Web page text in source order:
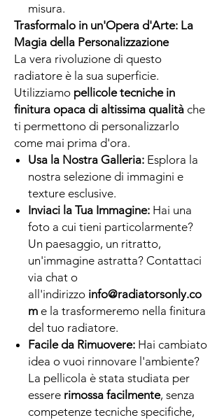
misura.
Trasformalo in un'Opera d'Arte: La
Magia della Personalizzazione
La vera rivoluzione di questo
radiatore è la sua superficie.
Utilizziamo pellicole tecniche in
finitura opaca di altissima qualità che
ti permettono di personalizzarlo
come mai prima d'ora.
Usa la Nostra Galleria: Esplora la
nostra selezione di immagini e
texture esclusive.
Inviaci la Tua Immagine: Hai una
foto a cui tieni particolarmente?
Un paesaggio, un ritratto,
un'immagine astratta? Contattaci
via chat o
all'indirizzo info@radiatorsonly.co
m e la trasformeremo nella finitura
del tuo radiatore.
Facile da Rimuovere: Hai cambiato
idea o vuoi rinnovare l'ambiente?
La pellicola è stata studiata per
essere rimossa facilmente, senza
competenze tecniche specifiche,